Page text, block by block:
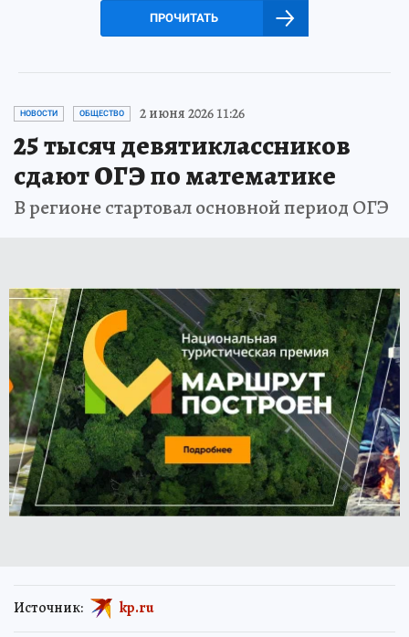
ПРОЧИТАТЬ
НОВОСТИ ОБЩЕСТВО 2 июня 2026 11:26
25 тысяч девятиклассников
сдают ОГЭ по математике
В регионе стартовал основной период ОГЭ
Источник: kp.ru